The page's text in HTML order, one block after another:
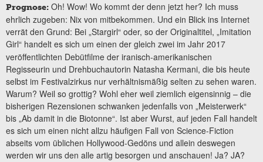
Prognose: Oh! Wow! Wo kommt der denn jetzt her? Ich muss
ehrlich zugeben: Nix von mitbekommen. Und ein Blick ins Internet
verrät den Grund: Bei „Stargirl“ oder, so der Originaltitel, „Imitation
Girl“ handelt es sich um einen der gleich zwei im Jahr 2017
veröffentlichten Debütfilme der iranisch-amerikanischen
Regisseurin und Drehbuchautorin Natasha Kermani, die bis heute
selbst im Festivalzirkus nur verhältnismäßig selten zu sehen waren.
Warum? Weil so grottig? Wohl eher weil ziemlich eigensinnig – die
bisherigen Rezensionen schwanken jedenfalls von „Meisterwerk“
bis „Ab damit in die Biotonne“. Ist aber Wurst, auf jeden Fall handelt
es sich um einen nicht allzu häufigen Fall von Science-Fiction
abseits vom üblichen Hollywood-Gedöns und allein deswegen
werden wir uns den alle artig besorgen und anschauen! Ja? JA?